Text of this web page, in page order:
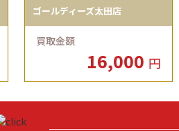
ゴールディーズ太田店
買取金額
16,000 円